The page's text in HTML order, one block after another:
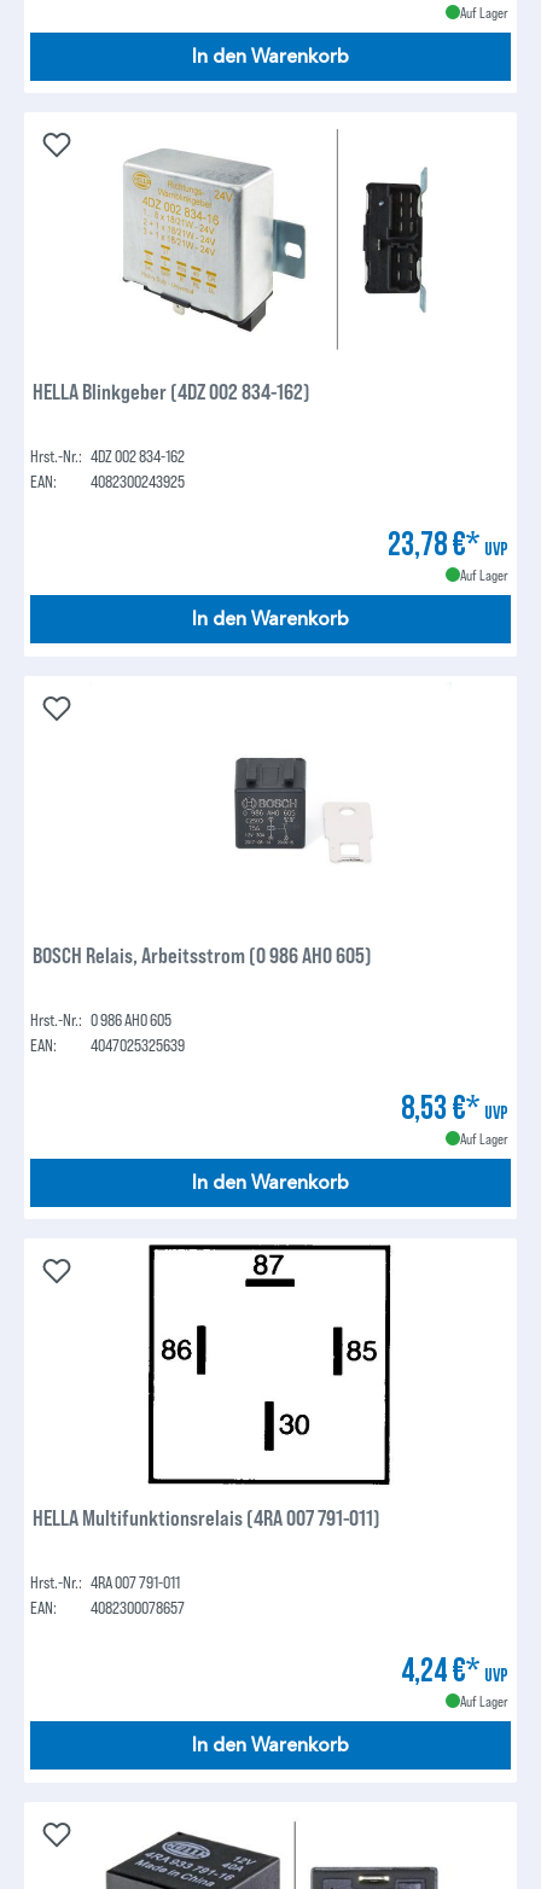
Auf Lager
In den Warenkorb
HELLA Blinkgeber (4DZ 002 834-162)
Hrst.-Nr.: 4DZ 002 834-162
EAN:
4082300243925
23,78 €* UVP
Auf Lager
In den Warenkorb
BOSCH Relais, Arbeitsstrom (0 986 AH0 605)
Hrst.-Nr.: 0 986 AH0 605
EAN:
4047025325639
8,53 €* UVP
Auf Lager
In den Warenkorb
HELLA Multifunktionsrelais (4RA 007 791-011)
Hrst.-Nr.: 4RA 007 791-011
EAN:
4082300078657
4,24 €* UVP
Auf Lager
In den Warenkorb